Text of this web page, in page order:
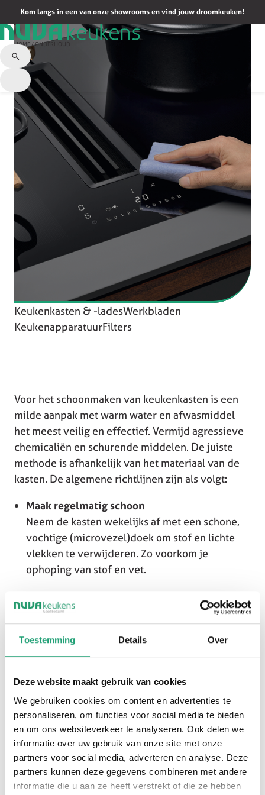
Toestemming Details Over
Deze website maakt gebruik van cookies
We gebruiken cookies om content en advertenties te
personaliseren, om functies voor social media te bieden
en om ons websiteverkeer te analyseren. Ook delen we
informatie over uw gebruik van onze site met onze
partners voor social media, adverteren en analyse. Deze
partners kunnen deze gegevens combineren met andere
informatie die u aan ze heeft verstrekt of die ze hebben
Kom langs in een van onze showrooms en vind jouw droomkeuken!
HOME/ONDERHOUD
Keukenkasten & -ladesWerkbladen
KeukenapparatuurFilters
Voor het schoonmaken van keukenkasten is een
milde aanpak met warm water en afwasmiddel
het meest veilig en effectief. Vermijd agressieve
chemicaliën en schurende middelen. De juiste
methode is afhankelijk van het materiaal van de
kasten. De algemene richtlijnen zijn als volgt:
Maak regelmatig schoon
Neem de kasten wekelijks af met een schone,
vochtige (microvezel)doek om stof en lichte
vlekken te verwijderen. Zo voorkom je
ophoping van stof en vet.
Een sopje van warm water met een beetje mild
afwasmiddel is voor de meeste materialen
voldoende om vet en vuil te verwijderen.
Gebruik geen schuursponzen, staalwol of
agressieve middelen zoals aceton, chloor of
sterke zuren. Deze kunnen krassen en bijvende
schade veroorzaken.
Droog direct na
Wrijf de schoongemaakte oppervlakken direct